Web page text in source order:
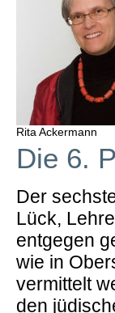
Rita Ackermann
Die 6.
Der
Lück,
entgegen
wie in
vermittelt
den